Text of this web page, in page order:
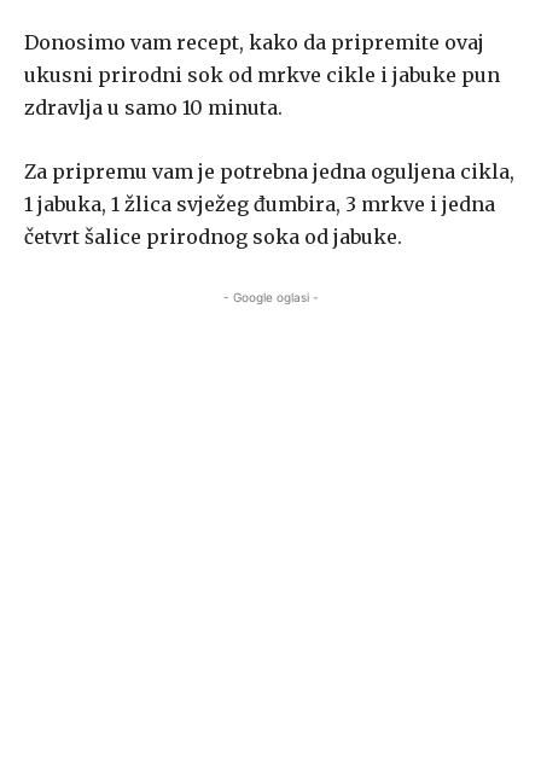
Donosimo vam recept, kako da pripremite ovaj
ukusni prirodni sok od mrkve cikle i jabuke pun
zdravlja u samo 10 minuta.
Za pripremu vam je potrebna jedna oguljena cikla,
1 jabuka, 1 žlica svježeg đumbira, 3 mrkve i jedna
četvrt šalice prirodnog soka od jabuke.
- Google oglasi -